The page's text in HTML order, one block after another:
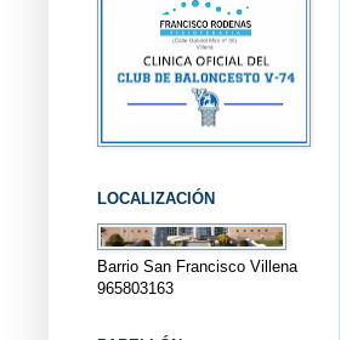
LOCALIZACIÓN
Barrio San Francisco Villena
965803163